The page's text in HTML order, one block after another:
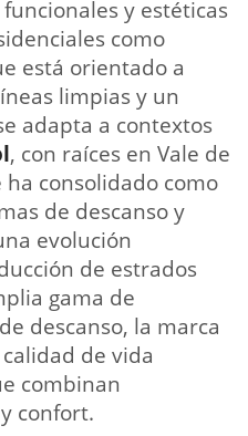
y estéticas
como
está orientado a
limpias y un
adapta a contextos
, con raíces en Vale de
ha consolidado como
de descanso y
evolución
de estrados
gama de
descanso, la marca
de vida
combinan
confort.